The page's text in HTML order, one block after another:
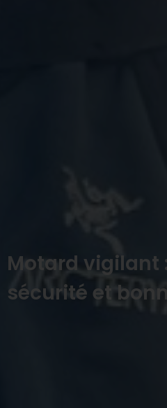
Motard vigilant
sécurité et